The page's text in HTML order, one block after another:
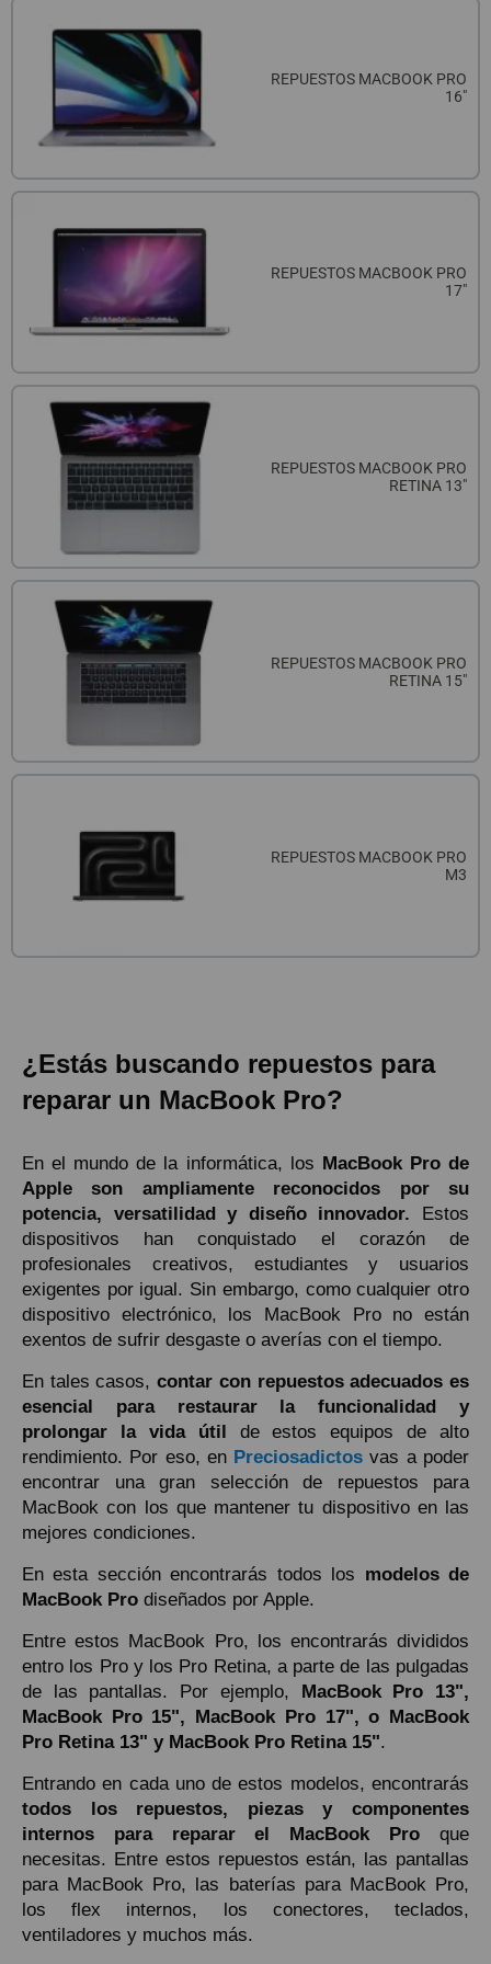
GUÍA DE COMPRA
(+34)912 477 744
Lunes a Viernes 09:30h a 20:00h
info@preciosadictos.com
REPUESTOS MACBOOK PRO
16"
REPUESTOS MACBOOK PRO
17"
REPUESTOS MACBOOK PRO
RETINA 13"
REPUESTOS MACBOOK PRO
RETINA 15"
REPUESTOS MACBOOK PRO
M3
¿Estás buscando repuestos para
reparar un MacBook Pro?
En el mundo de la informática, los MacBook Pro de
Apple son ampliamente reconocidos por su
potencia, versatilidad y diseño innovador. Estos
dispositivos han conquistado el corazón de
profesionales creativos, estudiantes y usuarios
exigentes por igual. Sin embargo, como cualquier otro
dispositivo electrónico, los MacBook Pro no están
exentos de sufrir desgaste o averías con el tiempo.
En tales casos,contar con repuestos adecuados es
esencial para restaurar la funcionalidad y
prolongar la vida útil de estos equipos de alto
rendimiento. Por eso, en Preciosadictos vas a poder
encontrar una gran selección de repuestos para
MacBook con los que mantener tu dispositivo en las
mejores condiciones.
En esta sección encontrarás todos los modelos de
MacBook Pro diseñados por Apple.
Entre estos MacBook Pro, los encontrarás divididos
entro los Pro y los Pro Retina, a parte de las pulgadas
de las pantallas. Por ejemplo, MacBook Pro 13",
MacBook Pro 15", MacBook Pro 17", o MacBook
Pro Retina 13" y MacBook Pro Retina 15".
Entrando en cada uno de estos modelos, encontrarás
todos los repuestos, piezas y componentes
internos para reparar el MacBook Pro que
necesitas. Entre estos repuestos están, las pantallas
para MacBook Pro, las baterías para MacBook Pro,
los flex internos, los conectores, teclados,
ventiladores y muchos más.